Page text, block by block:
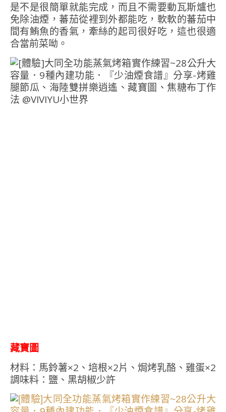
是不是很簡單就能完成，而且不需要動瓦斯爐也
免除油煙，蕃茄從裡到外都能吃，軟軟的蕃茄中
間有鮪魚的香氣，牽絲的起司很好吃，這也很適
合當前菜呦。
藏寶圖
材料：馬鈴薯×2、培根×2片、焗烤乳酪、雞蛋×2
調味料：鹽、黑胡椒少許